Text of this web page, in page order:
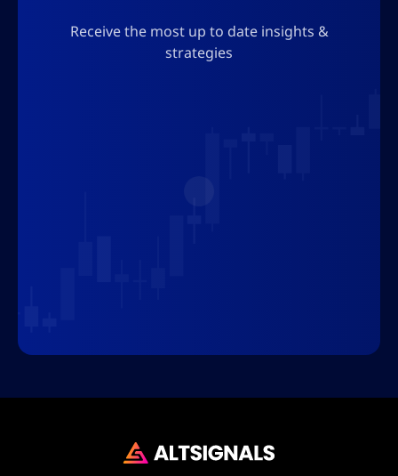
Receive the most up to date insights &
strategies